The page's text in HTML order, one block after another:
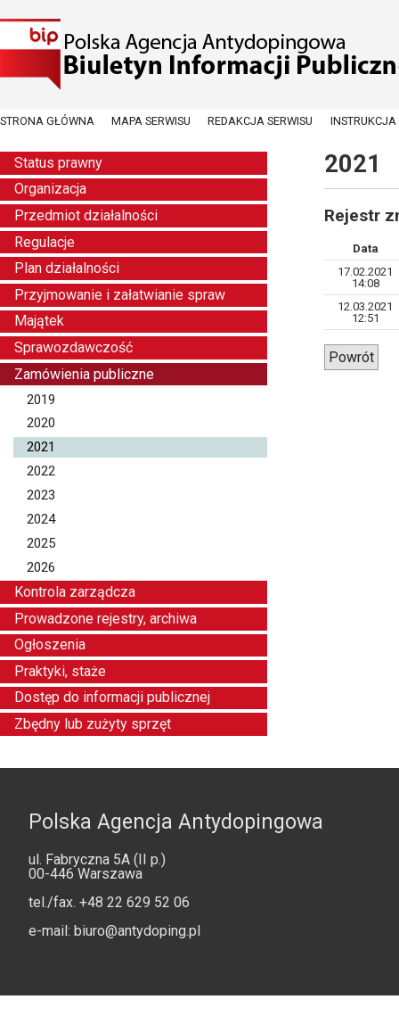
STRONA GŁÓWNA MAPA SERWISU REDAKCJA SERWISU INSTRUKCJA
Status prawny
Organizacja
Przedmiot działalności
Regulacje
Plan działalności
Przyjmowanie i załatwianie spraw
Majątek
Sprawozdawczość
Zamówienia publiczne
2019
2020
2021
2022
2023
2024
2025
2026
Kontrola zarządcza
Prowadzone rejestry, archiwa
Ogłoszenia
Praktyki, staże
Dostęp do informacji publicznej
Zbędny lub zużyty sprzęt
2021
Rejestr
Data
17.02.2021
14:08
12.03.2021
12:51
Powrót
Polska Agencja Antydopingowa
ul. Fabryczna 5A (II p.)
00-446 Warszawa
tel./fax. +48 22 629 52 06
e-mail: biuro@antydoping.pl